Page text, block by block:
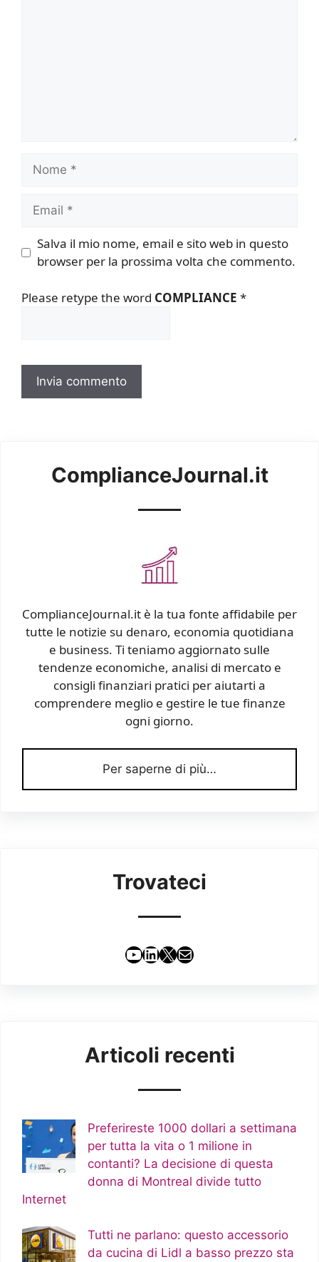
Nome
Email
Salva il mio nome, email e sito web in questo
browser per la prossima volta che commento.
Please retype the word COMPLIANCE *
ComplianceJournal.it
ComplianceJournal.it è la tua fonte affidabile per
tutte le notizie su denaro, economia quotidiana
e business. Ti teniamo aggiornato sulle
tendenze economiche, analisi di mercato e
consigli finanziari pratici per aiutarti a
comprendere meglio e gestire le tue finanze
ogni giorno.
Per saperne di più…
Trovateci
YouTube
LinkedIn
X Email
Articoli recenti
Preferireste 1000 dollari a settimana
per tutta la vita o 1 milione in
contanti? La decisione di questa
donna di Montreal divide tutto
Internet
Tutti ne parlano: questo accessorio
da cucina di Lidl a basso prezzo sta